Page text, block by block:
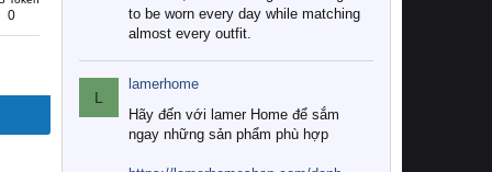
0
to be worn every day while matching
almost every outfit.
L
lamerhome
Hãy đến với lamer Home để sắm
ngay những sản phẩm phù hợp